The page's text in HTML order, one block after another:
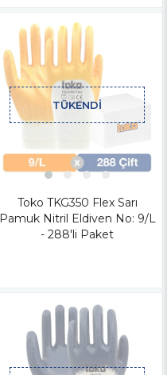
TÜKENDI
Toko TKG350 Flex Sarı
Pamuk Nitril Eldiven No: 9/L
- 288'li Paket